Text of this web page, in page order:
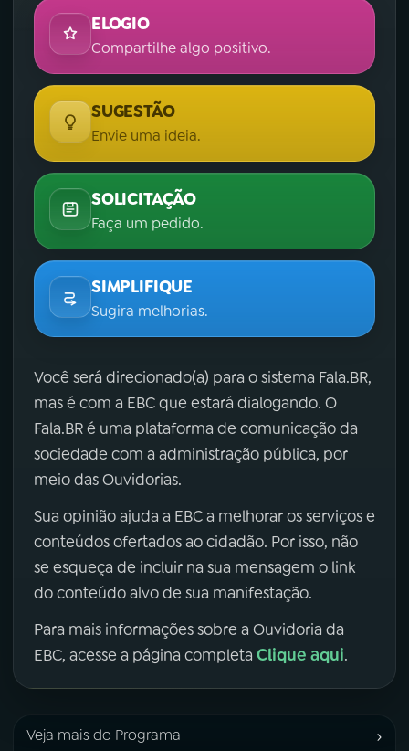
ELOGIO
Compartilhe algo positivo.
SUGESTÃO
Envie uma ideia.
SOLICITAÇÃO
Faça um pedido.
SIMPLIFIQUE
Sugira melhorias.
Você será direcionado(a) para o sistema Fala.BR,
mas é com a EBC que estará dialogando. O
Fala.BR é uma plataforma de comunicação da
sociedade com a administração pública, por
meio das Ouvidorias.
Sua opinião ajuda a EBC a melhorar os serviços e
conteúdos ofertados ao cidadão. Por isso, não
se esqueça de incluir na sua mensagem o link
do conteúdo alvo de sua manifestação.
Para mais informações sobre a Ouvidoria da
EBC, acesse a página completa Clique aqui.
Veja mais do Programa ›